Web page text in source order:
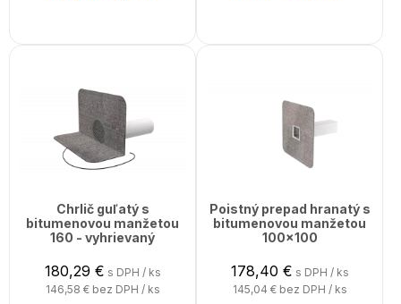
Chrlič guľatý s
bitumenovou manžetou
160 - vyhrievaný
180,29 € s DPH / ks
146,58 € bez DPH / ks
Poistný prepad hranatý s
bitumenovou manžetou
100x100
178,40 € s DPH / ks
145,04 € bez DPH / ks